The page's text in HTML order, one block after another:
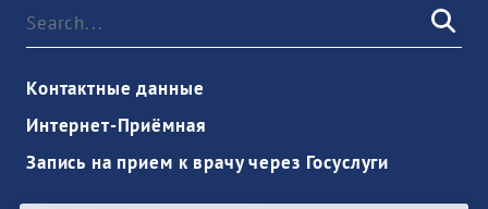
Контактные данные
Интернет-Приёмная
Запись на прием к врачу через Госуслуги